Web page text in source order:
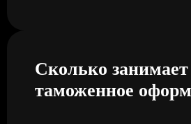
Сколько занимает
таможенное